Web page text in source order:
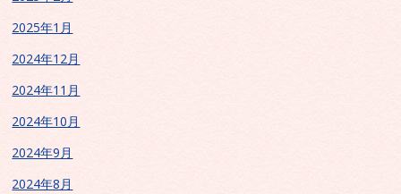
2025年1月
2024年12月
2024年11月
2024年10月
2024年9月
2024年8月